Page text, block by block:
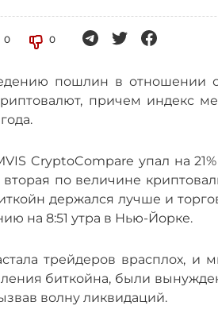
0 0
пошлин в отношении
причем индекс
CryptoCompare упал на
по величине
держался лучше и
на 8:51 утра в Нью-Йорке.
трейдеров врасплох, и
биткойна, были
волну ликвидаций.